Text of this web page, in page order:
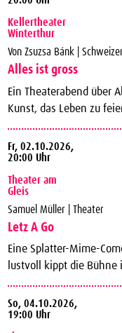
Kellertheater
Winterthur
Von Zsuzsa Bánk |
Alles ist gross
Ein Theaterabend über
Kunst, das Leben zu
Fr,02.10.2026,
20:00 Uhr
Theater am
Gleis
Samuel Müller | Theater
Letz A Go
Eine Splatter-Mime-
lustvoll kippt die
So,04.10.2026,
19:00 Uhr